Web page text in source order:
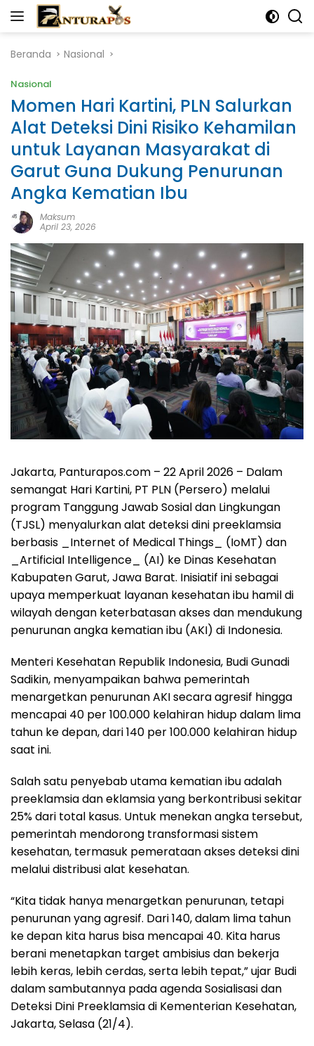
Langsung
Beranda
Nasional
Nasional
Momen Hari Kartini, PLN Salurkan
Alat Deteksi Dini Risiko Kehamilan
untuk Layanan Masyarakat di
Garut Guna Dukung Penurunan
Angka Kematian Ibu
Maksum
April 23, 2026
Jakarta, Panturapos.com – 22 April 2026 – Dalam
semangat Hari Kartini, PT PLN (Persero) melalui
program Tanggung Jawab Sosial dan Lingkungan
(TJSL) menyalurkan alat deteksi dini preeklamsia
berbasis _Internet of Medical Things_ (IoMT) dan
_Artificial Intelligence_ (AI) ke Dinas Kesehatan
Kabupaten Garut, Jawa Barat. Inisiatif ini sebagai
upaya memperkuat layanan kesehatan ibu hamil di
wilayah dengan keterbatasan akses dan mendukung
penurunan angka kematian ibu (AKI) di Indonesia.
Menteri Kesehatan Republik Indonesia, Budi Gunadi
Sadikin, menyampaikan bahwa pemerintah
menargetkan penurunan AKI secara agresif hingga
mencapai 40 per 100.000 kelahiran hidup dalam lima
tahun ke depan, dari 140 per 100.000 kelahiran hidup
saat ini.
Salah satu penyebab utama kematian ibu adalah
preeklamsia dan eklamsia yang berkontribusi sekitar
25% dari total kasus. Untuk menekan angka tersebut,
pemerintah mendorong transformasi sistem
kesehatan, termasuk pemerataan akses deteksi dini
melalui distribusi alat kesehatan.
“Kita tidak hanya menargetkan penurunan, tetapi
penurunan yang agresif. Dari 140, dalam lima tahun
ke depan kita harus bisa mencapai 40. Kita harus
berani menetapkan target ambisius dan bekerja
lebih keras, lebih cerdas, serta lebih tepat,” ujar Budi
dalam sambutannya pada agenda Sosialisasi dan
Deteksi Dini Preeklamsia di Kementerian Kesehatan,
Jakarta, Selasa (21/4).